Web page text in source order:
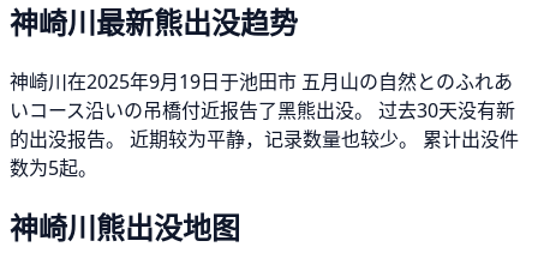
神崎川最新熊出没趋势
神崎川在2025年9月19日于池田市 五月山の自然とのふれあ
いコース沿いの吊橋付近报告了黑熊出没。 过去30天没有新
的出没报告。 近期较为平静，记录数量也较少。 累计出没件
数为5起。
神崎川熊出没地图